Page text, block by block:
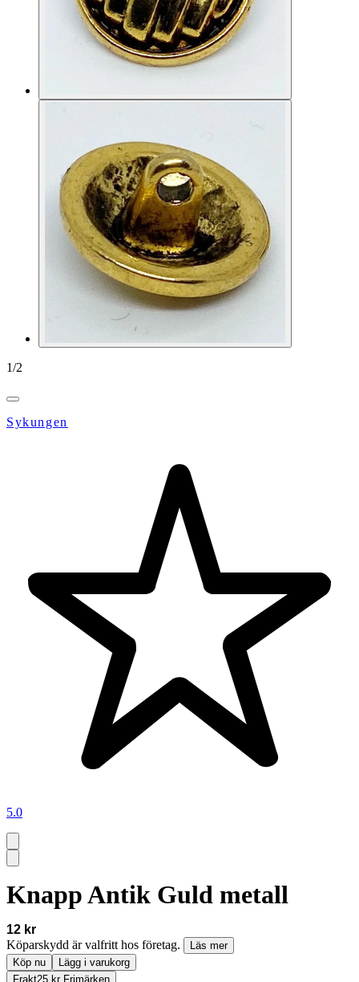
1/2
Sykungen
5.0
Knapp Antik Guld metall
12 kr
Köparskydd är valfritt hos företag.
Läs mer
Köp nu
Lägg i varukorg
Frakt25 kr Frimärken